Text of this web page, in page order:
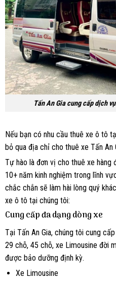
Tấn An Gia cung cấp dịch
Nếu bạn có nhu cầu thuê xe ô tô
bỏ qua địa chỉ cho thuê xe Tấn An
Tự hào là đơn vị cho thuê xe hàng
10+ năm kinh nghiệm trong lĩnh
chắc chắn sẽ làm hài lòng quý
xe ô tô tại chúng tôi:
Cung cấp đa dạng dòng xe
Tại Tấn An Gia, chúng tôi cung
29 chỗ, 45 chỗ, xe Limousine đời
được bảo dưỡng định kỳ.
Xe Limousine